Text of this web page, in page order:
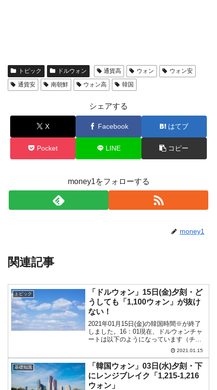
トピック ドルウォン 通貨高 ウォン
ウォン安
通貨安
南朝鮮 ウォン高 韓国
シェアする
X Facebook はてブ
Pocket LINE コピー
money1をフォローする
money1
関連記事
トピック
「ドルウォン」15日(金)夕刻・ど
うしても「1,100ウォン」が抜け
ない！
2021年01月15日(金)の韓国時間※が終了
しました。16：01現在、ドルウォンチャ
ートは以下のようになっています（チャ
ートは『Investing.com』より引用：以下
同）。まだ陽線で頑張っていますが、ウ
ォン高圧力も強く、怪しくなってき...
2021.01.15
基礎知識
「韓国ウォン」03日(水)夕刻・下
にレンジブレイク「1,215-1,216
ウォン」